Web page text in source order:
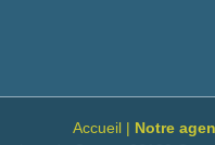
Accueil | Notre